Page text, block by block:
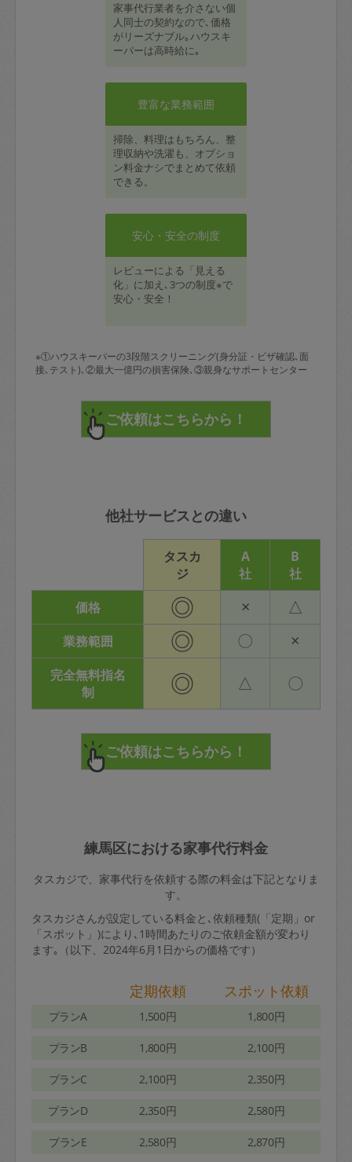
家事代行業者を介さない個
人同士の契約なので､価格
がリーズナブル｡ハウスキ
ーパーは高時給に｡
豊富な業務範囲
掃除、料理はもちろん、整
理収納や洗濯も、オプショ
ン料金ナシでまとめて依頼
できる。
安心・安全の制度
レビューによる「見える
化」に加え､3つの制度※で
安心・安全！
※①ハウスキーパーの3段階スクリーニング(身分証・ビザ確認､面
接､テスト)､②最大一億円の損害保険､③親身なサポートセンター
他社サービスとの違い
タスカ
ジ
A
社
B
社
価格
◎ × △
業務範囲 ◎ 〇 ×
完全無料指名
制
◎ △ 〇
練馬区における家事代行料金
タスカジで、家事代行を依頼する際の料金は下記となりま
す。
タスカジさんが設定している料金と､依頼種類(「定期」or
「スポット」)により､1時間あたりのご依頼金額が変わり
ます｡（以下、2024年6月1日からの価格です）
定期依頼 スポット依頼
プランA 1,500円 1,800円
プランB 1,800円 2,100円
プランC 2,100円 2,350円
プランD 2,350円 2,580円
プランE 2,580円 2,870円